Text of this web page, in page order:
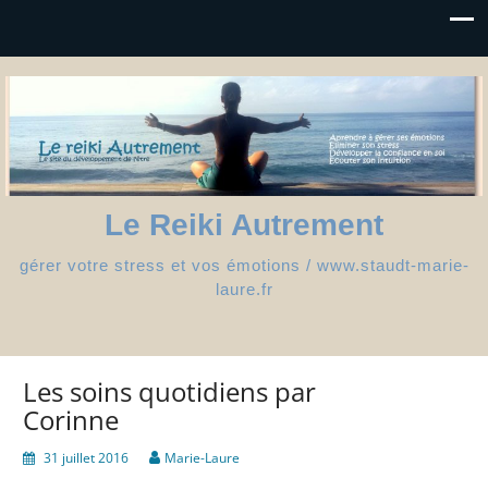
Le Reiki Autrement
gérer votre stress et vos émotions / www.staudt-marie-
laure.fr
Les soins quotidiens par
Corinne
31 juillet 2016 Marie-Laure